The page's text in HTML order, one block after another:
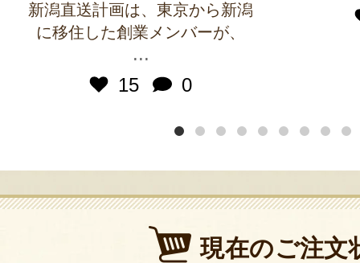
新潟直送計画は、東京から新潟
に移住した創業メンバーが、
...
15
0
現在のご注文